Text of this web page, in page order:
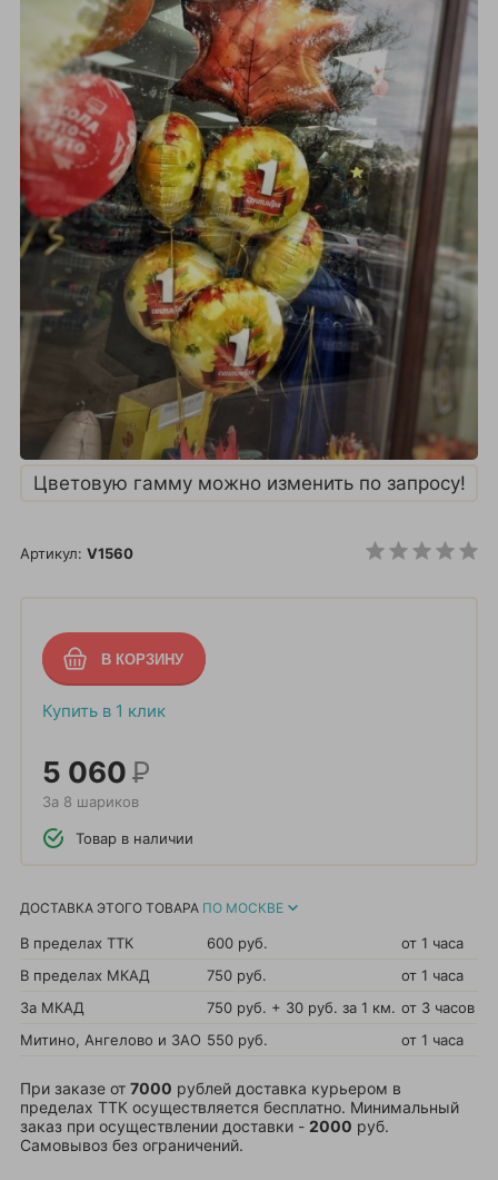
Цветовую гамму можно изменить по запросу!
Артикул: V1560
Купить в 1 клик
5 060Р
За 8 шариков
Товар в наличии
ДОСТАВКА ЭТОГО ТОВАРА ПО МОСКВЕ
В пределах ТТК 600 руб.
от 1 часа
В пределах МКАД
750 руб.
от 1 часа
За МКАД
750 руб. + 30 руб. за 1 км. от 3 часов
Митино, Ангелово и ЗАО 550 руб. от 1 часа
При заказе от 7000 рублей доставка курьером в
пределах ТТК осуществляется бесплатно. Минимальный
заказ при осуществлении доставки - 2000 руб.
Самовывоз без ограничений.